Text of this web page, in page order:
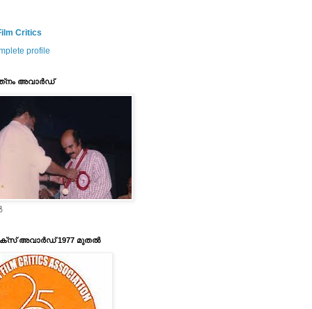
Critics
profile
അവാര്‍ഡ്
അവാര്‍ഡ് 1977 മുതല്‍